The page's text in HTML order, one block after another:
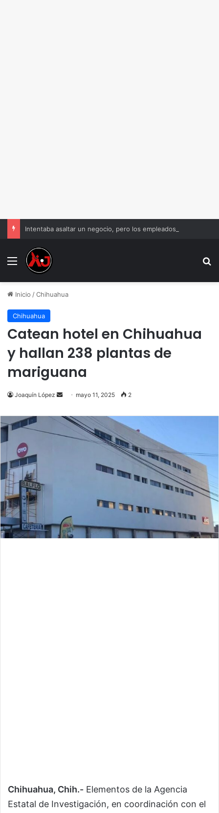
Menu
Inicio /Chihuahua
Chihuahua
Catean hotel en Chihuahua
y hallan 238 plantas de
mariguana
Joaquín López
Send
email
mayo 11, 2025 2
Chihuahua, Chih.- Elementos de la Agencia
Estatal de Investigación, en coordinación con el